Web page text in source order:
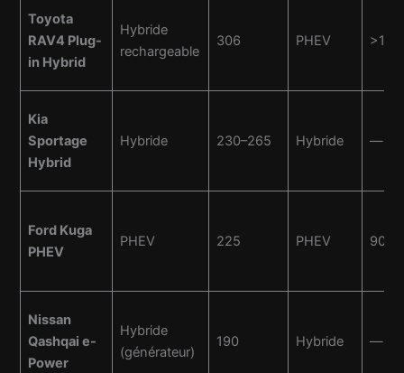
Toyota
RAV4 Plug-
in Hybrid
Hybride
rechargeable
306 PHEV >100
Kia
Sportage
Hybrid
Hybride 230–265 Hybride —
Ford Kuga
PHEV
PHEV 225 PHEV 90
Nissan
Qashqai e-
Power
Hybride
(générateur)
190 Hybride —